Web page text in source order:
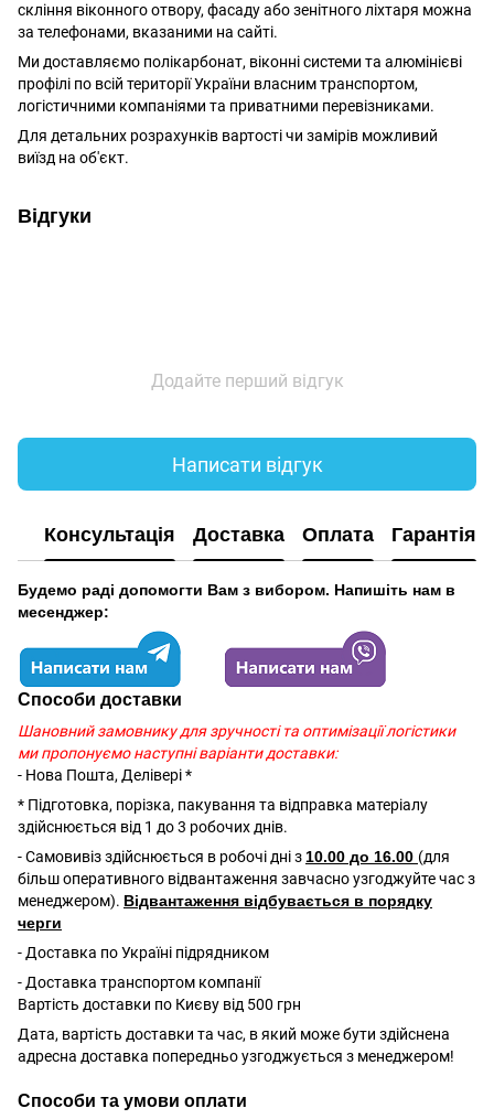
скління віконного отвору, фасаду або зенітного ліхтаря можна
за телефонами, вказаними на сайті.
Ми доставляємо полікарбонат, віконні системи та алюмінієві
профілі по всій території України власним транспортом,
логістичними компаніями та приватними перевізниками.
Для детальних розрахунків вартості чи замірів можливий
виїзд на об'єкт.
Відгуки
Додайте перший відгук
Написати відгук
Консультація Доставка Оплата Гарантія
Будемо раді допомогти Вам з вибором. Напишіть нам в
месенджер:
Способи доставки
Шановний замовнику для зручності та оптимізації логістики
ми пропонуємо наступні варіанти доставки:
- Нова Пошта, Делівері *
* Підготовка, порізка, пакування та відправка матеріалу
здійснюється від 1 до 3 робочих днів.
- Самовивіз здійснюється в робочі дні з10.00 до 16.00 (для
більш оперативного відвантаження завчасно узгоджуйте час з
менеджером). Відвантаження відбувається в порядку
черги
- Доставка по Україні підрядником
- Доставка транспортом компанії
Вартість доставки по Києву від 500 грн
Дата, вартість доставки та час, в який може бути здійснена
адресна доставка попередньо узгоджується з менеджером!
Способи та умови оплати